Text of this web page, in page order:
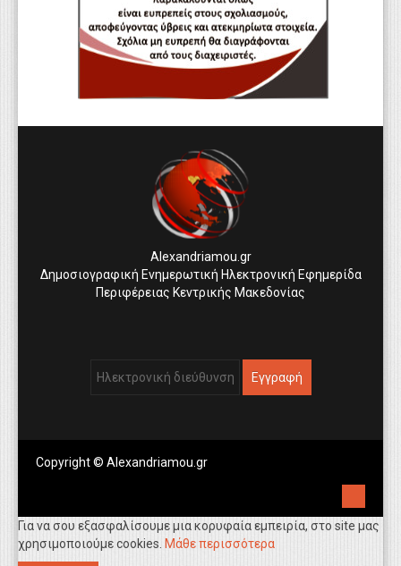
Alexandriamou.gr
Δημοσιογραφική Ενημερωτική Ηλεκτρονική Εφημερίδα
Περιφέρειας Κεντρικής Μακεδονίας
Copyright © Alexandriamou.gr
Για να σου εξασφαλίσουμε μια κορυφαία εμπειρία, στο site μας
χρησιμοποιούμε cookies. Μάθε περισσότερα